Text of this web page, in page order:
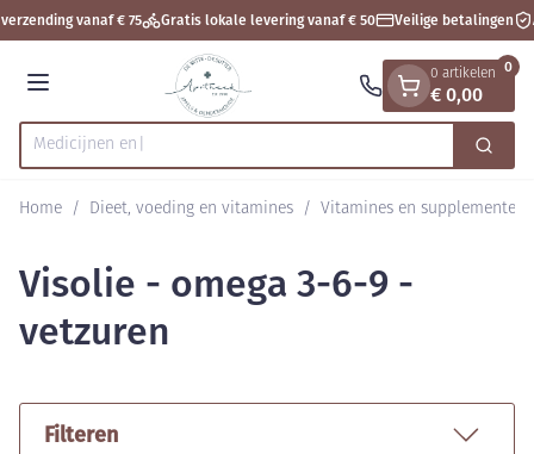
Ga naar de inhoud
1 van 1vanaf € 75 Gratis lokale levering vanaf € 50 Veilige betalingen
Menu
Product, merk, categorie... Zoek
0 artikelen
€ 0,00
0
Home / Dieet, voeding en vitamines / Vitamines en supplementen
Visolie - omega 3-6-9 -
vetzuren
Filteren